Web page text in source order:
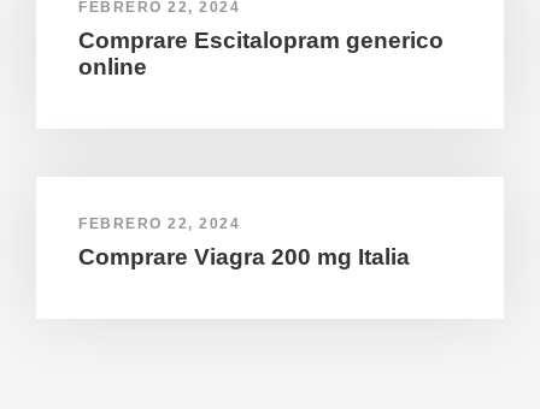
FEBRERO 22, 2024
Comprare Escitalopram generico
online
FEBRERO 22, 2024
Comprare Viagra 200 mg Italia